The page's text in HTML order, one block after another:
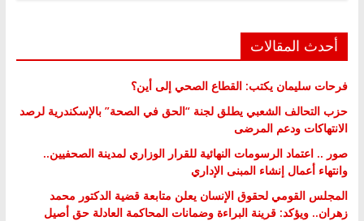
أحدث المقالات
فرحات سليمان يكتب: القطاع الصحي إلى أين؟
حزب التحالف الشعبي يطلق لجنة “الحق في الصحة” بالإسكندرية لرصد
الانتهاكات ودعم المرضى
صور .. اعتماد الرسومات النهائية للقرار الوزاري لمدينة الصحفيين..
وانتهاء أعمال إنشاء المبنى الإداري
المجلس القومي لحقوق الإنسان يعلن متابعة قضية الدكتور محمد
زهران.. ويؤكد: قرينة البراءة وضمانات المحاكمة العادلة حق أصيل